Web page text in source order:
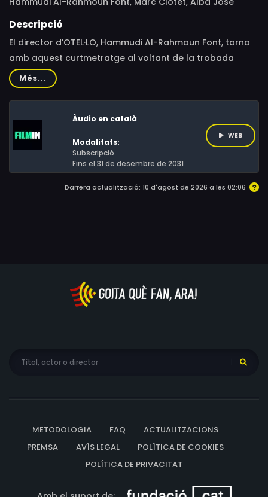
Descripció
El director d'OTEL·LO, Hammudi Al-Rahmoun Font, torna
amb aquest curtmetratge al voltant de la trobada
entre una prostituta i un client, en què res és el que
sembla.De nit, en un polígon industrial, el Martín va a la
trobada amb una prostituta amb la qual comença a
pactar els preus d'un servei. Aviat començarem a
entendre que la seva relació no és nova, i que tots dos
s'han ficat en un joc molt perillós.
Més...
Àudio en català
Modalitats:
Subscripció
Fins el 31 de desembre de 2031
WEB
Darrera actualització: 10 d'agost de 2026 a les 02:06
METODOLOGIA FAQ
ACTUALITZACIONS
PREMSA
AVÍS LEGAL
POLÍTICA DE COOKIES
POLÍTICA DE PRIVACITAT